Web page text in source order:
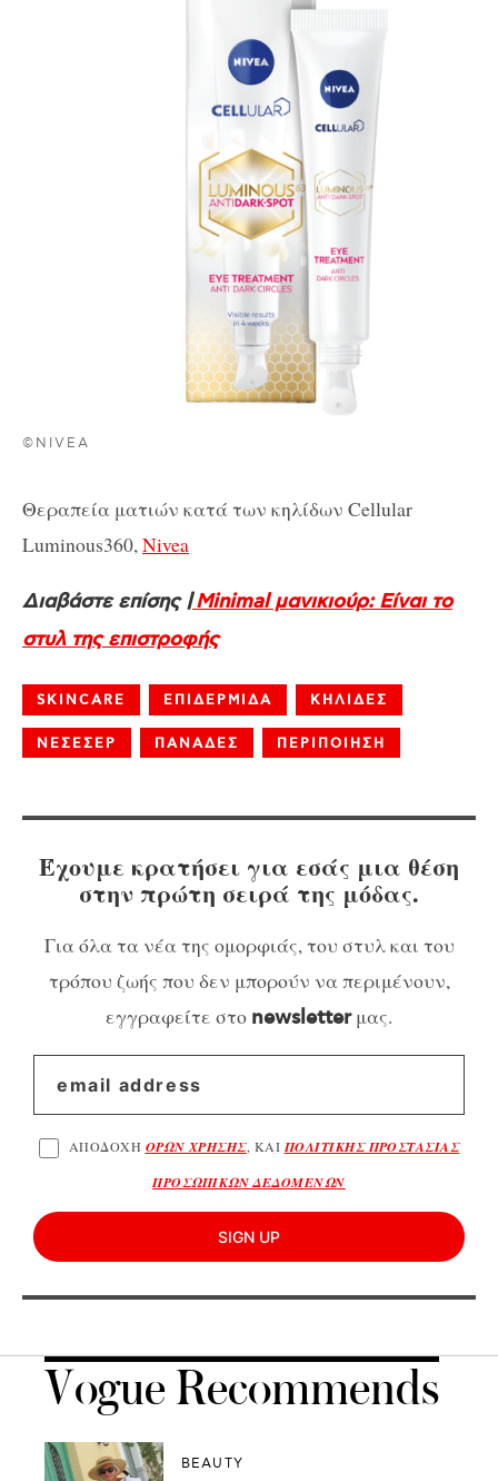
©NIVEA
Θεραπεία ματιών κατά των κηλίδων Cellular
Luminous360,Nivea
Διαβάστε επίσης |Minimal μανικιούρ: Είναι το
στυλ της επιστροφής
SKINCARE ΕΠΙΔΕΡΜΙΔΑ ΚΗΛΙΔΕΣ
ΝΕΣΕΣΕΡ ΠΑΝΑΔΕΣ ΠΕΡΙΠΟΙΗΣΗ
Έχουμε κρατήσει για εσάς μια θέση
στην πρώτη σειρά της μόδας.
Για όλα τα νέα της ομορφιάς, του στυλ και του
τρόπου ζωής που δεν μπορούν να περιμένουν,
εγγραφείτε στο newsletterμας.
ΑΠΟΔΟΧΗ ΟΡΩΝ ΧΡΗΣΗΣ, ΚΑΙ ΠΟΛΙΤΙΚΗΣ ΠΡΟΣΤΑΣΙΑΣ
ΠΡΟΣΩΠΙΚΩΝ ΔΕΔΟΜΕΝΩΝ
SIGN UP
Vogue Recommends
BEAUTY